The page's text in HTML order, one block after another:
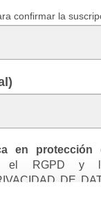
confirmar la
en protección
el RGPD y
DE
la finalidad de
suscriptores.